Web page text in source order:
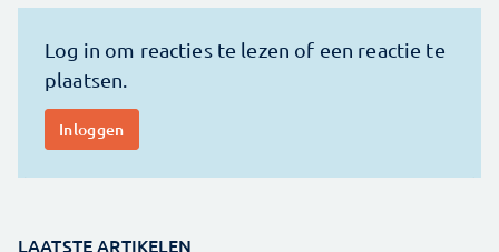
LAATSTE ARTIKELEN